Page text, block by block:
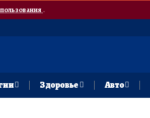
.
Здоровье Авто